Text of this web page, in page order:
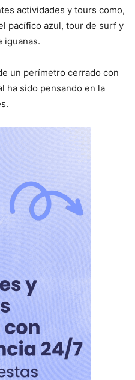
actividades y tours como,
pacífico azul, tour de surf y
iguanas.
un perímetro cerrado con
ha sido pensando en la